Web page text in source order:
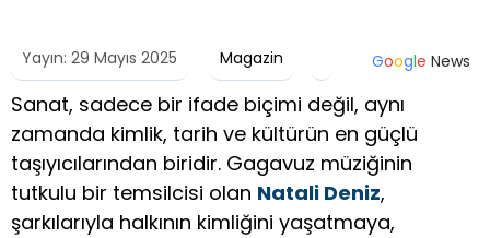
Yayın: 29 Mayıs 2025 Magazin Google News
Sanat, sadece bir ifade biçimi değil, aynı
zamanda kimlik, tarih ve kültürün en güçlü
taşıyıcılarından biridir. Gagavuz müziğinin
tutkulu bir temsilcisi olan Natali Deniz,
şarkılarıyla halkının kimliğini yaşatmaya,